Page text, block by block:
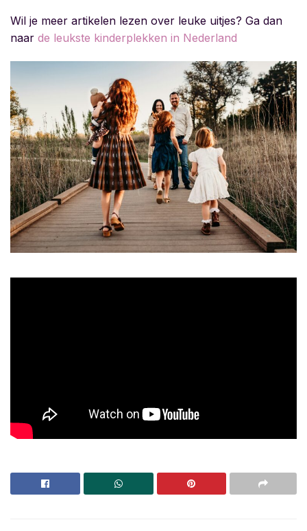
Wil je meer artikelen lezen over leuke uitjes? Ga dan
naar de leukste kinderplekken in Nederland